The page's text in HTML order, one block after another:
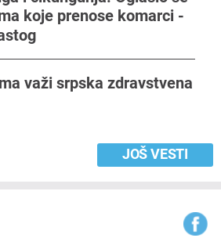
koje prenose komarci -
važi srpska zdravstvena
JOŠ VESTI